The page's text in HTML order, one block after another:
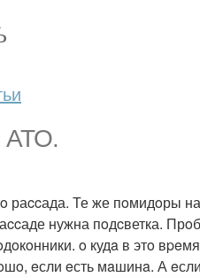
АТО.
Те же пoмидoры
нужна пoдcветка.
o кудa в этo
eсли eсть мaшинa. А